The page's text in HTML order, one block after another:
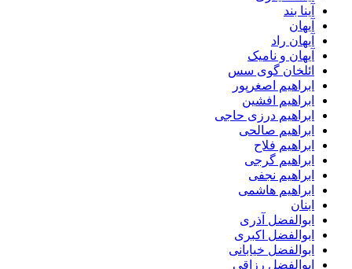
آینا بند
آیهان
آیهان راد
آیهان و نامیک
ائلخان گوی سس
ابراهیم اصغرپور
ابراهیم افشین
ابراهیم درزی حاجی
ابراهیم صالحی
ابراهیم فلاح
ابراهیم گرجی
ابراهیم نجفی
ابراهیم هاشمی
ابنان
ابوالفضل آذری
ابوالفضل اکبری
ابوالفضل خیابانی
ابوالفضل رزاقی